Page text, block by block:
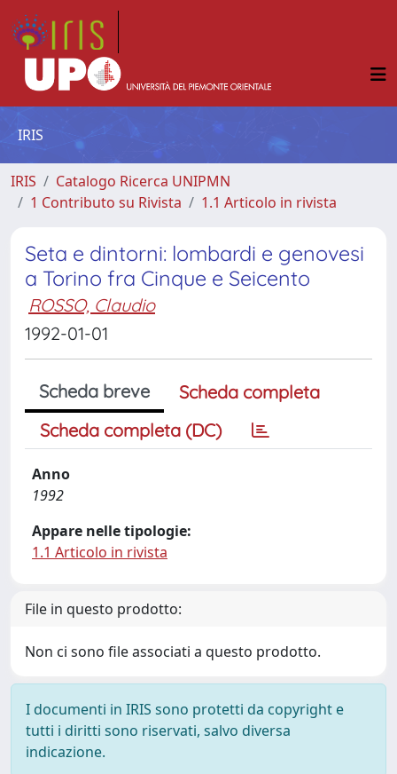
IRIS
IRIS
Catalogo Ricerca UNIPMN
1 Contributo su Rivista
1.1 Articolo in rivista
Seta e dintorni: lombardi e genovesi
a Torino fra Cinque e Seicento
ROSSO, Claudio
1992-01-01
Scheda breve
Scheda completa
Scheda completa (DC)
Anno
1992
Appare nelle tipologie:
1.1 Articolo in rivista
File in questo prodotto:
Non ci sono file associati a questo prodotto.
I documenti in IRIS sono protetti da copyright e
tutti i diritti sono riservati, salvo diversa
indicazione.